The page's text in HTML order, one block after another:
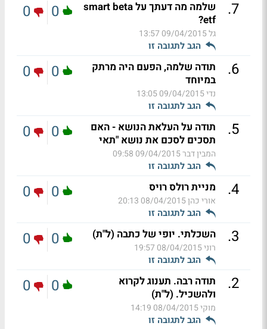
7
.
שלמה מה דעתך על smart beta
etf?
גל09/04/2015 13:57
הגב לתגובה זו
0
0
6
.
תודה שלמה, הפעם היה מרתק
במיוחד
נדי09/04/2015 13:05
הגב לתגובה זו
0
0
5
.
תודה על העלאת הנושא - האם
תסכים לסכם את נושא "תאי
המבין דבר09/04/2015 09:58
הגב לתגובה זו
0
0
4
. מניית רולס רויס
אורי כהן08/04/2015 20:13
הגב לתגובה זו
0
0
3
. השכלתי. יופי של כתבה (ל"ת)
רוני08/04/2015 19:57
הגב לתגובה זו
0
0
2
.
תודה רבה. תענוג לקרוא
ולהשכיל. (ל"ת)
מוקי08/04/2015 14:19
הגב לתגובה זו
0
0